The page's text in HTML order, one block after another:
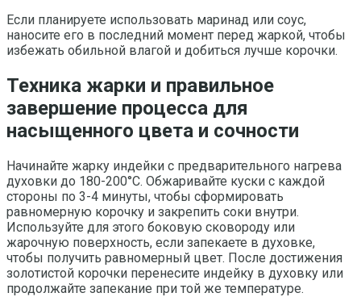
Если планируете использовать маринад или соус,
наносите его в последний момент перед жаркой, чтобы
избежать обильной влагой и добиться лучше корочки.
Техника жарки и правильное
завершение процесса для
насыщенного цвета и сочности
Начинайте жарку индейки с предварительного нагрева
духовки до 180-200°C. Обжаривайте куски с каждой
стороны по 3-4 минуты, чтобы сформировать
равномерную корочку и закрепить соки внутри.
Используйте для этого боковую сковороду или
жарочную поверхность, если запекаете в духовке,
чтобы получить равномерный цвет. После достижения
золотистой корочки перенесите индейку в духовку или
продолжайте запекание при той же температуре.